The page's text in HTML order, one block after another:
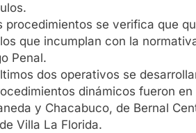
procedimientos se verifica que
que incumplan con la
Penal.
dos operativos se
dinámicos fueron
y Chacabuco, de Bernal
Villa La Florida.